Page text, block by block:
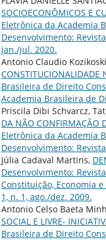
SOCIOECONÔMICOS E
Eletrônica da Academia
Desenvolvimento:
jan./jul. 2020.
Antonio Claudio
CONSTITUCIONALIDADE
Brasileira de Direito
Academia Brasileira de
Priscila Dibi Schvarcz,
DA NÃO CONFIRMAÇÃO
Eletrônica da Academia
Desenvolvimento:
Júlia Cadaval Martins,
Desenvolvimento:
Constituição, Economia
1, n. 1, ago./dez. 2009.
Antonio Celso Baeta
SOCIAL E LIVRE-
Brasileira de Direito